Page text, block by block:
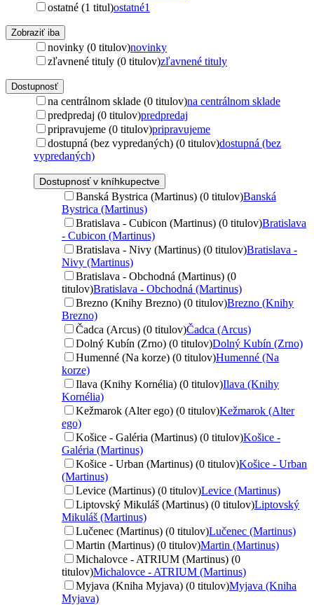
ostatné (1 titul)ostatné1
Zobraziť iba
novinky (0 titulov)novinky
zľavnené tituly (0 titulov)zľavnené tituly
Dostupnosť
na centrálnom sklade (0 titulov)na centrálnom sklade
predpredaj (0 titulov)predpredaj
pripravujeme (0 titulov)pripravujeme
dostupná (bez vypredaných) (0 titulov)dostupná (bez
vypredaných)
Dostupnosť v kníhkupectve
Banská Bystrica (Martinus) (0 titulov)Banská
Bystrica (Martinus)
Bratislava - Cubicon (Martinus) (0 titulov)Bratislava
- Cubicon (Martinus)
Bratislava - Nivy (Martinus) (0 titulov)Bratislava -
Nivy (Martinus)
Bratislava - Obchodná (Martinus) (0
titulov)Bratislava - Obchodná (Martinus)
Brezno (Knihy Brezno) (0 titulov)Brezno (Knihy
Brezno)
Čadca (Arcus) (0 titulov)Čadca (Arcus)
Dolný Kubín (Zrno) (0 titulov)Dolný Kubín (Zrno)
Humenné (Na korze) (0 titulov)Humenné (Na
korze)
Ilava (Knihy Kornélia) (0 titulov)Ilava (Knihy
Kornélia)
Kežmarok (Alter ego) (0 titulov)Kežmarok (Alter
ego)
Košice - Galéria (Martinus) (0 titulov)Košice -
Galéria (Martinus)
Košice - Urban (Martinus) (0 titulov)Košice - Urban
(Martinus)
Levice (Martinus) (0 titulov)Levice (Martinus)
Liptovský Mikuláš (Martinus) (0 titulov)Liptovský
Mikuláš (Martinus)
Lučenec (Martinus) (0 titulov)Lučenec (Martinus)
Martin (Martinus) (0 titulov)Martin (Martinus)
Michalovce - ATRIUM (Martinus) (0
titulov)Michalovce - ATRIUM (Martinus)
Myjava (Kniha Myjava) (0 titulov)Myjava (Kniha
Myjava)